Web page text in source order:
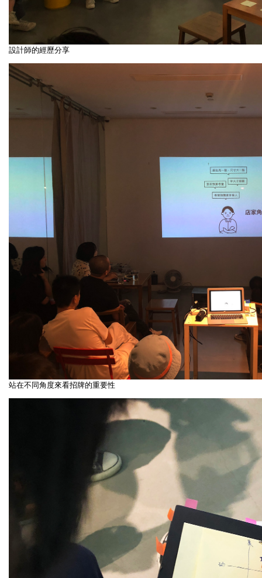
設計師的經歷分享
站在不同角度來看招牌的重要性